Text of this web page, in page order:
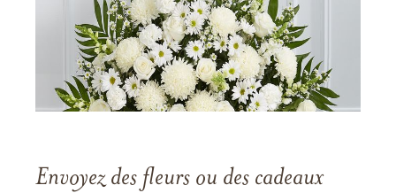
Envoyez des fleurs ou des cadeaux